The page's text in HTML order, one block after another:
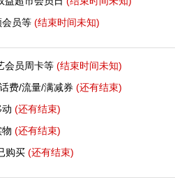
员等 (结束时间未知)
会员周卡等 (结束时间未知)
费/流量/满减券 (还有结束)
(还有结束)
(还有结束)
购买 (还有结束)